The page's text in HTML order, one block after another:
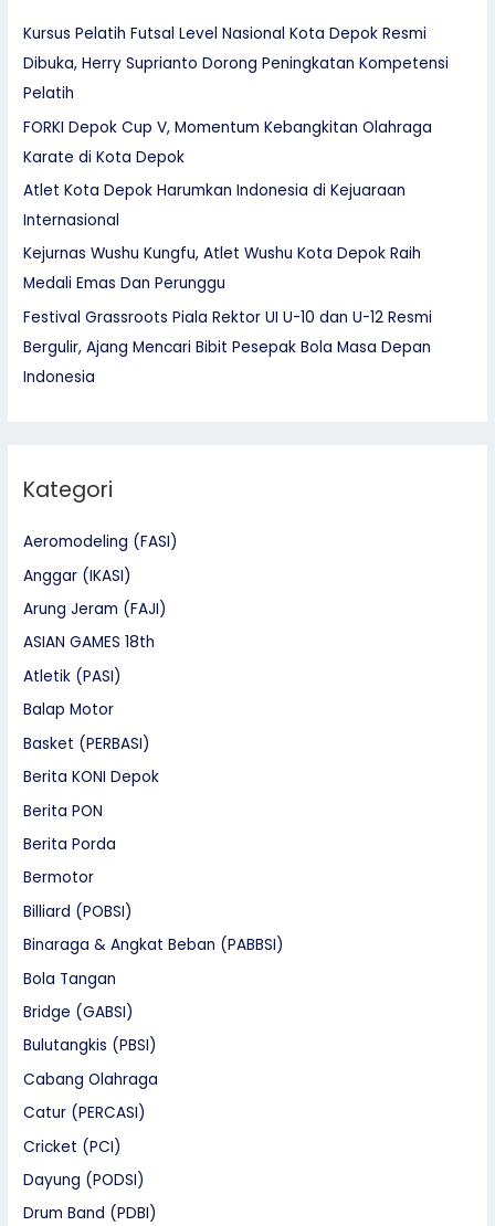
Kursus Pelatih Futsal Level Nasional Kota Depok Resmi
Dibuka, Herry Suprianto Dorong Peningkatan Kompetensi
Pelatih
FORKI Depok Cup V, Momentum Kebangkitan Olahraga
Karate di Kota Depok
Atlet Kota Depok Harumkan Indonesia di Kejuaraan
Internasional
Kejurnas Wushu Kungfu, Atlet Wushu Kota Depok Raih
Medali Emas Dan Perunggu
Festival Grassroots Piala Rektor UI U-10 dan U-12 Resmi
Bergulir, Ajang Mencari Bibit Pesepak Bola Masa Depan
Indonesia
Kategori
Aeromodeling (FASI)
Anggar (IKASI)
Arung Jeram (FAJI)
ASIAN GAMES 18th
Atletik (PASI)
Balap Motor
Basket (PERBASI)
Berita KONI Depok
Berita PON
Berita Porda
Bermotor
Billiard (POBSI)
Binaraga & Angkat Beban (PABBSI)
Bola Tangan
Bridge (GABSI)
Bulutangkis (PBSI)
Cabang Olahraga
Catur (PERCASI)
Cricket (PCI)
Dayung (PODSI)
Drum Band (PDBI)